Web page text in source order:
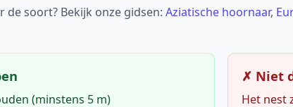
de soort? Bekijk onze gidsen: Aziatische hoornaar,
(minstens 5 m)
✗ Niet
Het nest